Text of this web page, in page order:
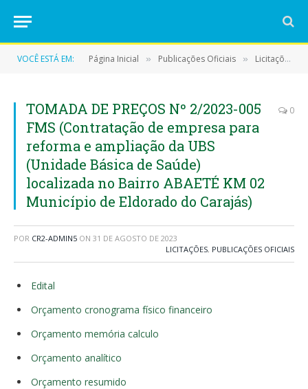
VOCÊ ESTÁ EM: Página Inicial » Publicações Oficiais » Licitações
TOMADA DE PREÇOS Nº 2/2023-005
FMS (Contratação de empresa para
reforma e ampliação da UBS
(Unidade Básica de Saúde)
localizada no Bairro ABAETÉ KM 02
Município de Eldorado do Carajás)
0
POR CR2-ADMIN5 ON 31 DE AGOSTO DE 2023
LICITAÇÕES, PUBLICAÇÕES OFICIAIS
Edital
Orçamento cronograma físico financeiro
Orçamento memória calculo
Orçamento analítico
Orçamento resumido